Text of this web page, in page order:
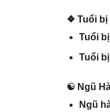
❖ Tuổi bị
Tuổi
Tuổi
☯ Ngũ
Ngũ